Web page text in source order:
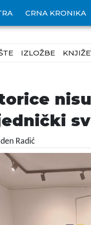
CRNA KRONIKA
IZLOŽBE
Radić